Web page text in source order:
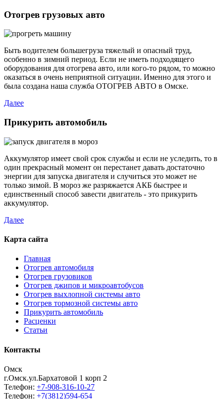
Отогрев грузовых авто
Быть водителем большегруза тяжелый и опасный труд,
особенно в зимний период. Если не иметь подходящего
оборудования для отогрева авто, или кого-то рядом, то можно
оказаться в очень неприятной ситуации. Именно для этого и
была создана наша служба ОТОГРЕВ АВТО в Омске.
Далее
Прикурить автомобиль
Аккумулятор имеет свой срок службы и если не уследить, то в
один прекрасный момент он перестанет давать достаточно
энергии для запуска двигателя и случиться это может не
только зимой. В мороз же разряжается АКБ быстрее и
единственный способ завести двигатель - это прикурить
аккумулятор.
Далее
Карта сайта
Главная
Отогрев автомобиля
Отогрев грузовиков
Отогрев джипов и микроавтобусов
Отогрев выхлопной системы авто
Отогрев тормозной системы авто
Прикурить автомобиль
Расценки
Статьи
Контакты
Омск
г.Омск.ул.Бархатовой 1 корп 2
Телефон: +7-908-316-10-27
Телефон: +7(3812)594-654